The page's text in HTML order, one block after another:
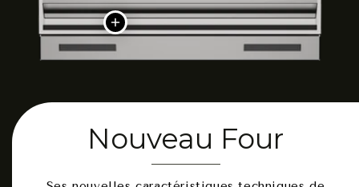
Nouveau Four